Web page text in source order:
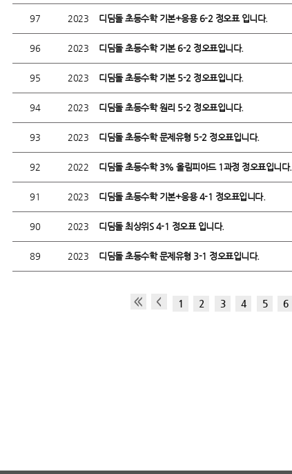
97 2023 디딤돌 초등수학 기본+응용 6-2 정오표 입니다.
96 2023 디딤돌 초등수학 기본 6-2 정오표입니다.
95 2023 디딤돌 초등수학 기본 5-2 정오표입니다.
94 2023 디딤돌 초등수학 원리 5-2 정오표입니다.
93 2023 디딤돌 초등수학 문제유형 5-2 정오표입니다.
92 2022 디딤돌 초등수학 3% 올림피아드 1과정 정오표입니다.
91 2023 디딤돌 초등수학 기본+응용 4-1 정오표입니다.
90 2023 디딤돌 최상위S 4-1 정오표 입니다.
89 2023 디딤돌 초등수학 문제유형 3-1 정오표입니다.
1 2 3 4 5 6